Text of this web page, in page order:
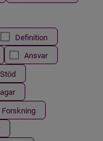
Definition
Ansvar
Stöd
Forskning